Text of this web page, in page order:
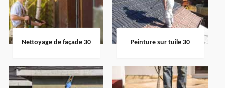
Nettoyage de façade 30 Peinture sur tuile 30